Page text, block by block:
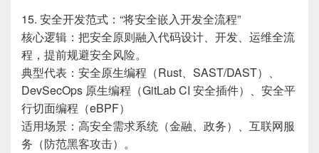
15. 安全开发范式：“将安全嵌入开发全流程”
核心逻辑：把安全原则融入代码设计、开发、运维全流
程，提前规避安全风险。
典型代表：安全原生编程（Rust、SAST/DAST）、
DevSecOps 原生编程（GitLab CI 安全插件）、安全平
行切面编程（eBPF）
适用场景：高安全需求系统（金融、政务）、互联网服
务（防范黑客攻击）。